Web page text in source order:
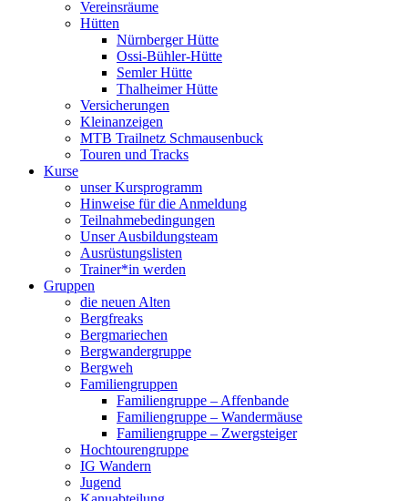
Vereinsräume
Hütten
Nürnberger Hütte
Ossi-Bühler-Hütte
Semler Hütte
Thalheimer Hütte
Versicherungen
Kleinanzeigen
MTB Trailnetz Schmausenbuck
Touren und Tracks
Kurse
unser Kursprogramm
Hinweise für die Anmeldung
Teilnahmebedingungen
Unser Ausbildungsteam
Ausrüstungslisten
Trainer*in werden
Gruppen
die neuen Alten
Bergfreaks
Bergmariechen
Bergwandergruppe
Bergweh
Familiengruppen
Familiengruppe – Affenbande
Familiengruppe – Wandermäuse
Familiengruppe – Zwergsteiger
Hochtourengruppe
IG Wandern
Jugend